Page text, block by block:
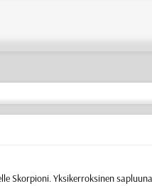
Skorpioni. Yksikerroksinen